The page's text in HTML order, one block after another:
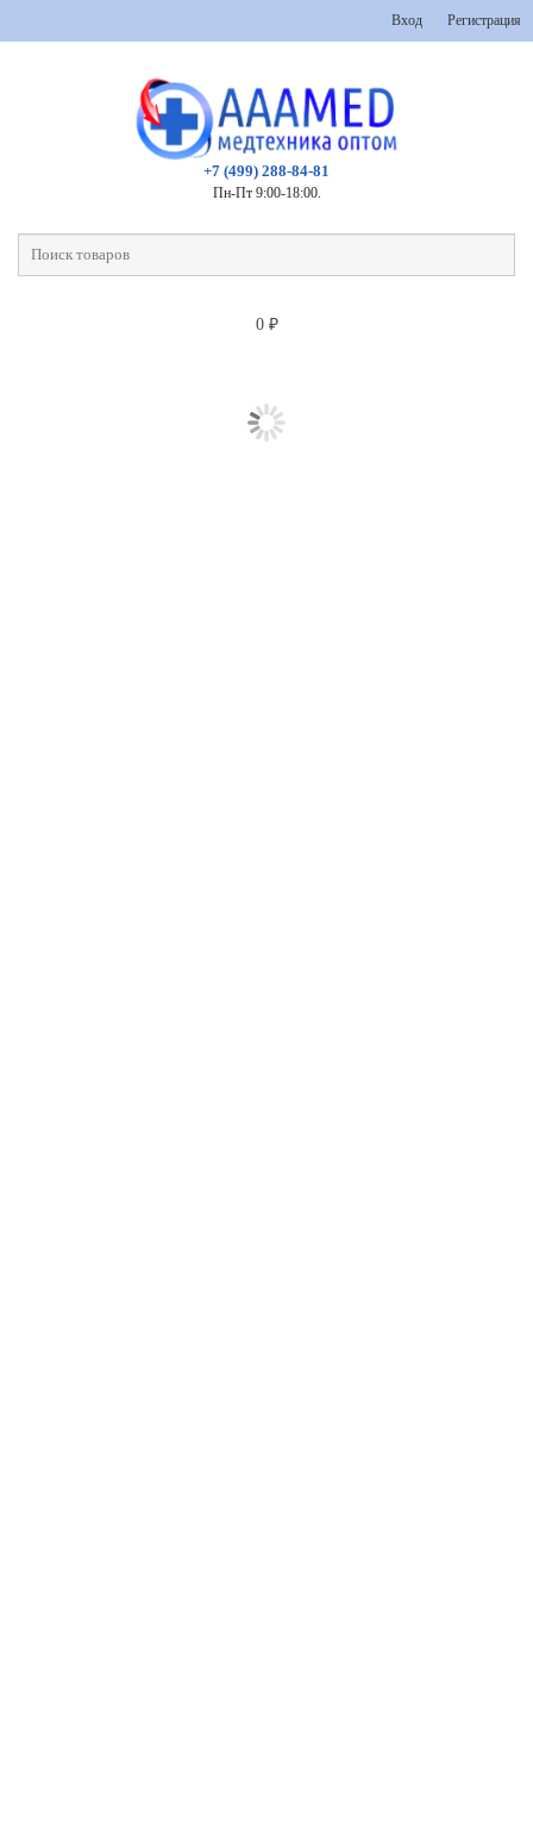
Вход Регистрация
+7 (499) 288-84-81
Пн-Пт 9:00-18:00.
0 ₽